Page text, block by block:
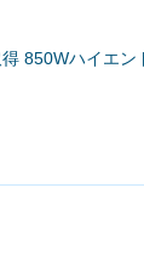
850Wハイエ